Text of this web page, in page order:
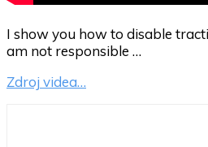
I show you how to disable
am not responsible …
Zdroj videa…